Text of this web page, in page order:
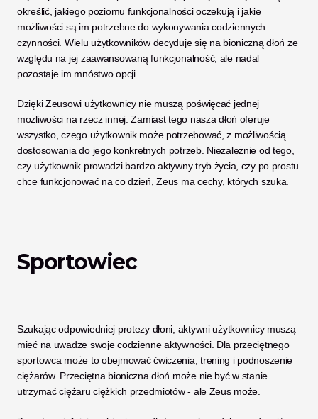
określić, jakiego poziomu funkcjonalności oczekują i jakie
możliwości są im potrzebne do wykonywania codziennych
czynności. Wielu użytkowników decyduje się na bioniczną dłoń ze
względu na jej zaawansowaną funkcjonalność, ale nadal
pozostaje im mnóstwo opcji.
Dzięki Zeusowi użytkownicy nie muszą poświęcać jednej
możliwości na rzecz innej. Zamiast tego nasza dłoń oferuje
wszystko, czego użytkownik może potrzebować, z możliwością
dostosowania do jego konkretnych potrzeb. Niezależnie od tego,
czy użytkownik prowadzi bardzo aktywny tryb życia, czy po prostu
chce funkcjonować na co dzień, Zeus ma cechy, których szuka.
Sportowiec
Szukając odpowiedniej protezy dłoni, aktywni użytkownicy muszą
mieć na uwadze swoje codzienne aktywności. Dla przeciętnego
sportowca może to obejmować ćwiczenia, trening i podnoszenie
ciężarów. Przeciętna bioniczna dłoń może nie być w stanie
utrzymać ciężaru ciężkich przedmiotów - ale Zeus może.